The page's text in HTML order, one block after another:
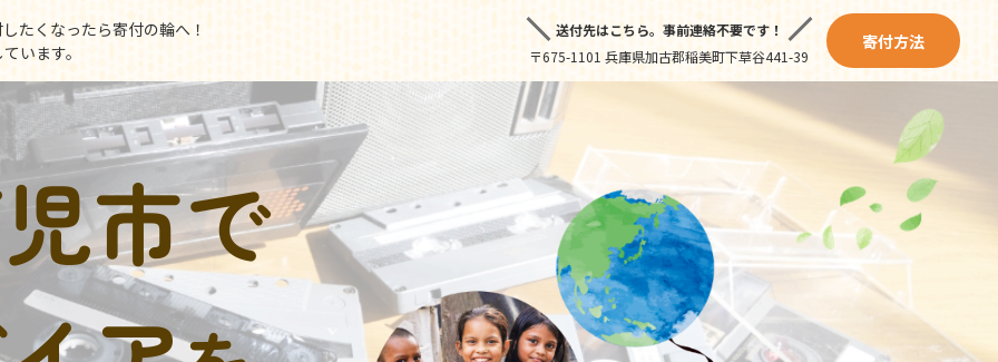
たくなったら寄付の輪へ！
います。
送付先はこちら。 事前連絡不要です！
〒675-1101 兵庫県加古郡稲美町下草谷441-39
寄付方法
市で